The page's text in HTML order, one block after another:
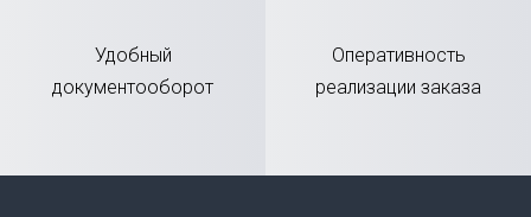
Удобный
документооборот
Оперативность
реализации заказа